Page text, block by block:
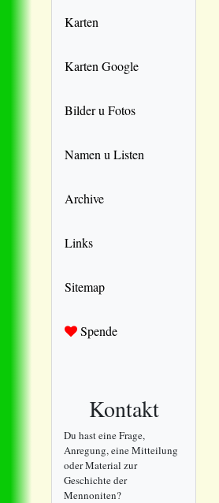
Karten
Karten Google
Bilder u Fotos
Namen u Listen
Archive
Links
Sitemap
Spende
Kontakt
Du hast eine Frage,
Anregung, eine Mitteilung
oder Material zur
Geschichte der
Mennoniten?